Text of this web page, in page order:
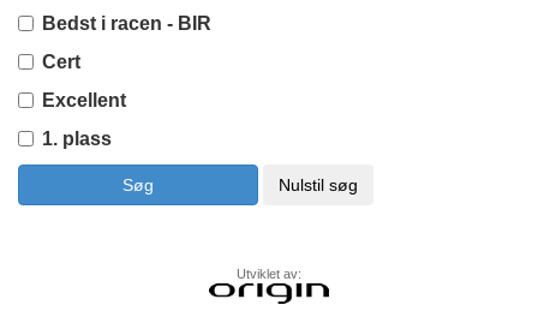
Bedst i racen - BIR
Cert
Excellent
1. plass
Utviklet av: